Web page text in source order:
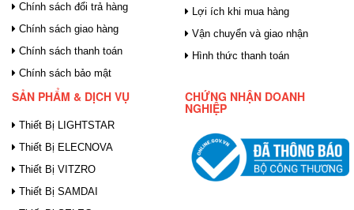
Chính sách đổi trả hàng
Chính sách giao hàng
Chính sách thanh toán
Chính sách bảo mật
Lợi ích khi mua hàng
Vận chuyển và giao nhận
Hình thức thanh toán
SẢN PHẨM & DỊCH VỤ
Thiết Bị LIGHTSTAR
Thiết Bị ELECNOVA
Thiết Bị VITZRO
Thiết Bị SAMDAI
CHỨNG NHẬN DOANH
NGHIỆP